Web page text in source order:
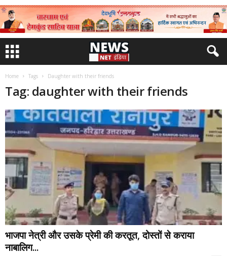
Home Tags Daughter with their friends
Tag: daughter with their friends
भाजपा नेत्री और उसके प्रेमी की करतूत, दोस्तों से कराया
नाबालिग...